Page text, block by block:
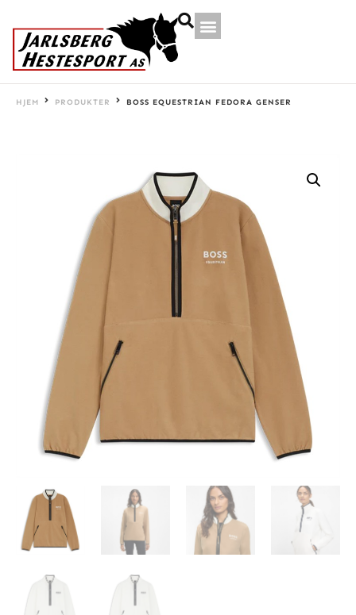
HJEM PRODUKTER BOSS EQUESTRIAN FEDORA GENSER